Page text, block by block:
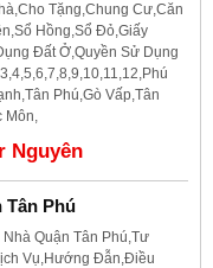
Tặng,Chung Cư,Căn
Hồng,Sổ Đỏ,Giấy
Đất Ở,Quyền Sử Dụng
Phú,Gò Vấp,Tân
Nguyên
Tân Phú
Quận Tân Phú,Tư
Vụ,Hướng Đẫn,Điều